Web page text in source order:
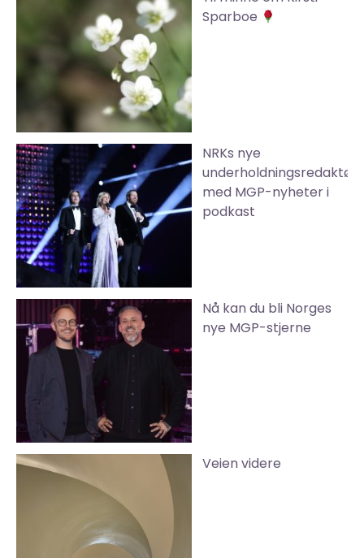
Sparboe
NRKs nye
underholdningsredaktør
med MGP-nyheter i
podkast
Nå kan du bli Norges
nye MGP-stjerne
Veien videre